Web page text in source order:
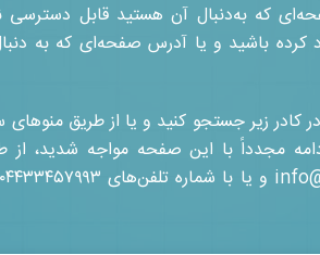
که به‌دنبال آن هستید قابل دسترسی
کرده باشید و یا آدرس صفحه‌ای که به
در کادر زیر جستجو کنید و یا از طریق
ادامه مجدداً با این صفحه مواجه شدید،
و یا با شماره تلفن‌های ۰۴۴۳۳۴۵۷۹۹۳